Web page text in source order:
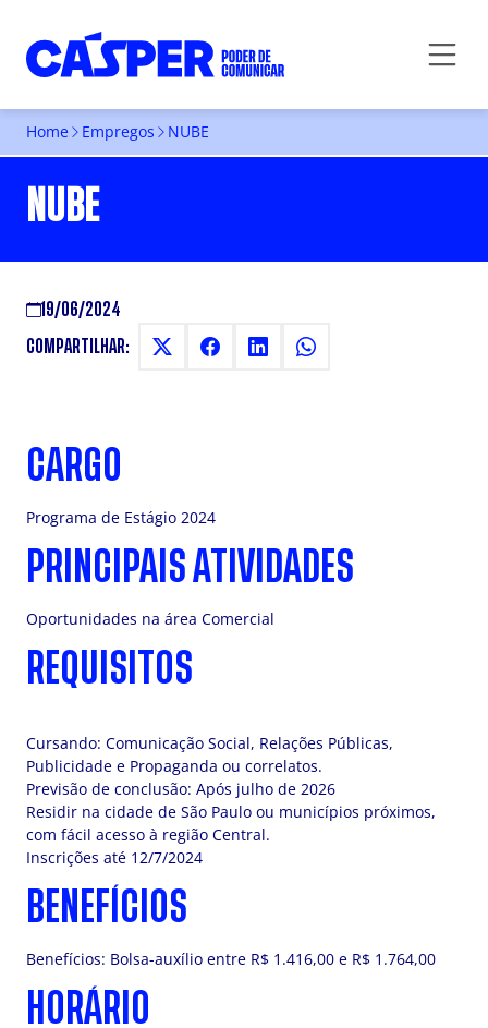
Home Empregos NUBE
NUBE
19/06/2024
COMPARTILHAR:
CARGO
Programa de Estágio 2024
PRINCIPAIS ATIVIDADES
Oportunidades na área Comercial
REQUISITOS
Cursando: Comunicação Social, Relações Públicas,
Publicidade e Propaganda ou correlatos.
Previsão de conclusão: Após julho de 2026
Residir na cidade de São Paulo ou municípios próximos,
com fácil acesso à região Central.
Inscrições até 12/7/2024
BENEFÍCIOS
Benefícios: Bolsa-auxílio entre R$ 1.416,00 e R$ 1.764,00
HORÁRIO